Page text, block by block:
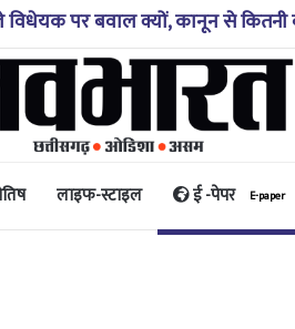
कैसा रहेगा आपका आज का दिन?
लाइफ-स्टाइल ई -पेपर E-paper